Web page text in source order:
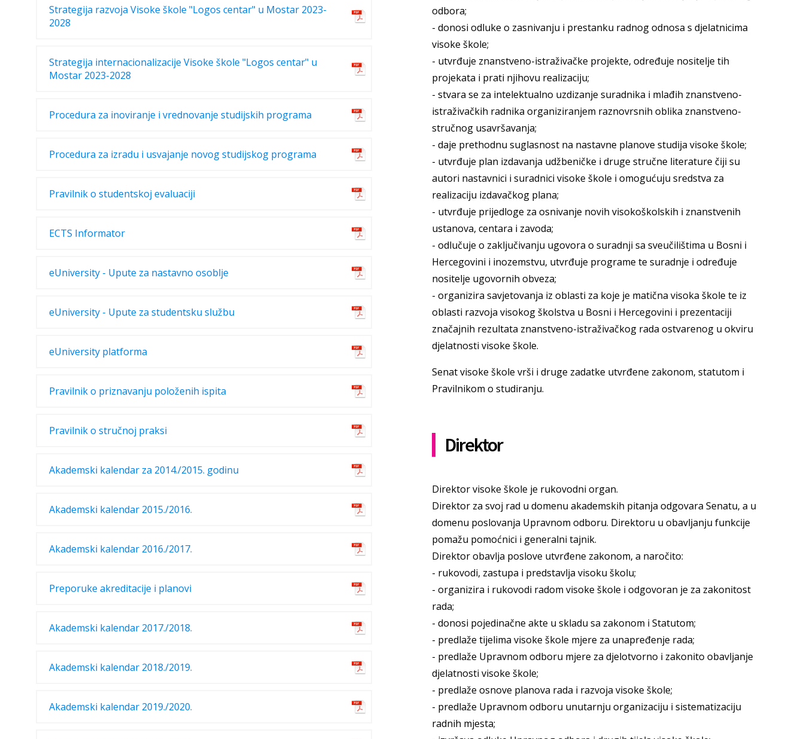
Strategija razvoja Visoke škole "Logos centar" u Mostar 2023-
2028
Strategija internacionalizacije Visoke škole "Logos centar" u
Mostar 2023-2028
Procedura za inoviranje i vrednovanje studijskih programa
Procedura za izradu i usvajanje novog studijskog programa
Pravilnik o studentskoj evaluaciji
ECTS Informator
eUniversity - Upute za nastavno osoblje
eUniversity - Upute za studentsku službu
eUniversity platforma
Pravilnik o priznavanju položenih ispita
Pravilnik o stručnoj praksi
Akademski kalendar za 2014./2015. godinu
Akademski kalendar 2015./2016.
Akademski kalendar 2016./2017.
Preporuke akreditacije i planovi
Akademski kalendar 2017./2018.
Akademski kalendar 2018./2019.
Akademski kalendar 2019./2020.
odbora;
- donosi odluke o zasnivanju i prestanku radnog odnosa s djelatnicima
visoke škole;
- utvrđuje znanstveno-istraživačke projekte, određuje nositelje tih
projekata i prati njihovu realizaciju;
- stvara se za intelektualno uzdizanje suradnika i mlađih znanstveno-
istraživačkih radnika organiziranjem raznovrsnih oblika znanstveno-
stručnog usavršavanja;
- daje prethodnu suglasnost na nastavne planove studija visoke škole;
- utvrđuje plan izdavanja udžbeničke i druge stručne literature čiji su
autori nastavnici i suradnici visoke škole i omogućuju sredstva za
realizaciju izdavačkog plana;
- utvrđuje prijedloge za osnivanje novih visokoškolskih i znanstvenih
ustanova, centara i zavoda;
- odlučuje o zaključivanju ugovora o suradnji sa sveučilištima u Bosni i
Hercegovini i inozemstvu, utvrđuje programe te suradnje i određuje
nositelje ugovornih obveza;
- organizira savjetovanja iz oblasti za koje je matična visoka škole te iz
oblasti razvoja visokog školstva u Bosni i Hercegovini i prezentaciji
značajnih rezultata znanstveno-istraživačkog rada ostvarenog u okviru
djelatnosti visoke škole.
Senat visoke škole vrši i druge zadatke utvrđene zakonom, statutom i
Pravilnikom o studiranju.
Direktor
Direktor visoke škole je rukovodni organ.
Direktor za svoj rad u domenu akademskih pitanja odgovara Senatu, a u
domenu poslovanja Upravnom odboru. Direktoru u obavljanju funkcije
pomažu pomoćnici i generalni tajnik.
Direktor obavlja poslove utvrđene zakonom, a naročito:
- rukovodi, zastupa i predstavlja visoku školu;
- organizira i rukovodi radom visoke škole i odgovoran je za zakonitost
rada;
- donosi pojedinačne akte u skladu sa zakonom i Statutom;
- predlaže tijelima visoke škole mjere za unapređenje rada;
- predlaže Upravnom odboru mjere za djelotvorno i zakonito obavljanje
djelatnosti visoke škole;
- predlaže osnove planova rada i razvoja visoke škole;
- predlaže Upravnom odboru unutarnju organizaciju i sistematizaciju
radnih mjesta;